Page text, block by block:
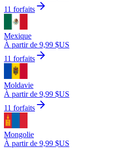
11 forfaits
Mexique
À partir de 9,99 $US
11 forfaits
Moldavie
À partir de 9,99 $US
11 forfaits
Mongolie
À partir de 9,99 $US